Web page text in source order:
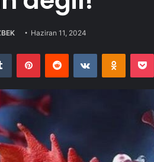
Haziran 11, 2024
Tumblr PinterestReddit VKontakte